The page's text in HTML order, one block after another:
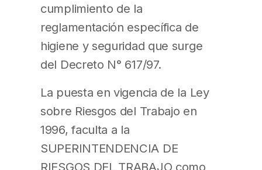
cumplimiento de la
reglamentación específica de
higiene y seguridad que surge
del Decreto N° 617/97.
La puesta en vigencia de la Ley
sobre Riesgos del Trabajo en
1996, faculta a la
SUPERINTENDENCIA DE
RIESGOS DEL TRABAJO como